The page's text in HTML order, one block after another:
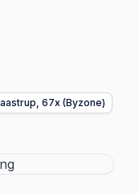
67x (Byzone)